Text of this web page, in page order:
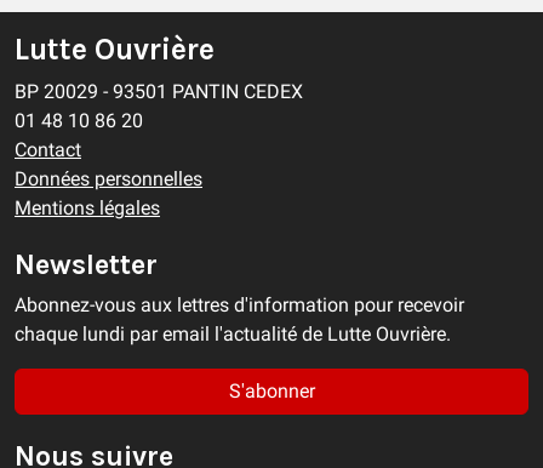
Lutte Ouvrière
BP 20029 - 93501 PANTIN CEDEX
01 48 10 86 20
Contact
Données personnelles
Mentions légales
Newsletter
Abonnez-vous aux lettres d'information pour recevoir
chaque lundi par email l'actualité de Lutte Ouvrière.
S'abonner
Nous suivre